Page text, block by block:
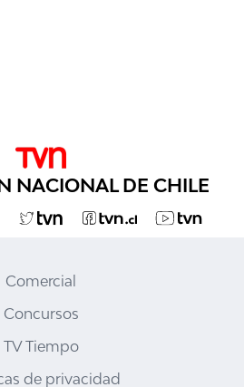
NACIONAL DE CHILE
Comercial
Concursos
TV Tiempo
de privacidad